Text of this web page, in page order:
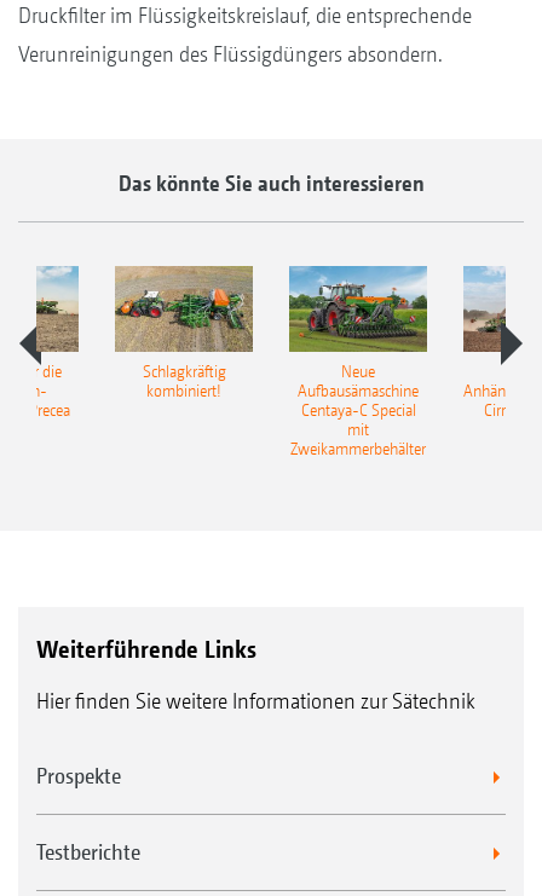
Druckfilter im Flüssigkeitskreislauf, die entsprechende
Verunreinigungen des Flüssigdüngers absondern.
Das könnte Sie auch interessieren
für die
Precea
Schlagkräftig
kombiniert!
Neue
Aufbausämaschine
Centaya-C Special
mit
Zweikammerbehälter
Cirrus
Weiterführende Links
Hier finden Sie weitere Informationen zur Sätechnik
Prospekte
Testberichte